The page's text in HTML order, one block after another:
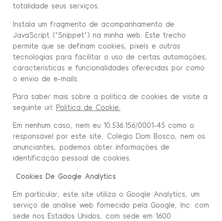
totalidade seus serviços.
Instala um fragmento de acompanhamento de
JavaScript (“Snippet”) na minha web. Este trecho
permite que se definam cookies, pixels e outras
tecnologias para facilitar o uso de certas automações,
características e funcionalidades oferecidas por como
o envio de e-mails.
Para saber mais sobre a política de cookies de visite a
seguinte url: Política de Cookie.
Em nenhum caso, nem eu 10.536.156/0001-45 como o
responsável por este site, Colégio Dom Bosco, nem os
anunciantes, podemos obter informações de
identificação pessoal de cookies.
Cookies De Google Analytics
Em particular, este site utiliza o Google Analytics, um
serviço de análise web fornecido pela Google, Inc. com
sede nos Estados Unidos, com sede em 1600